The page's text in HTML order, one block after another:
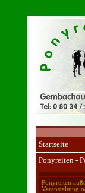
Startseite
Ponyreiten -
Ponyreiten
Veranstaltung